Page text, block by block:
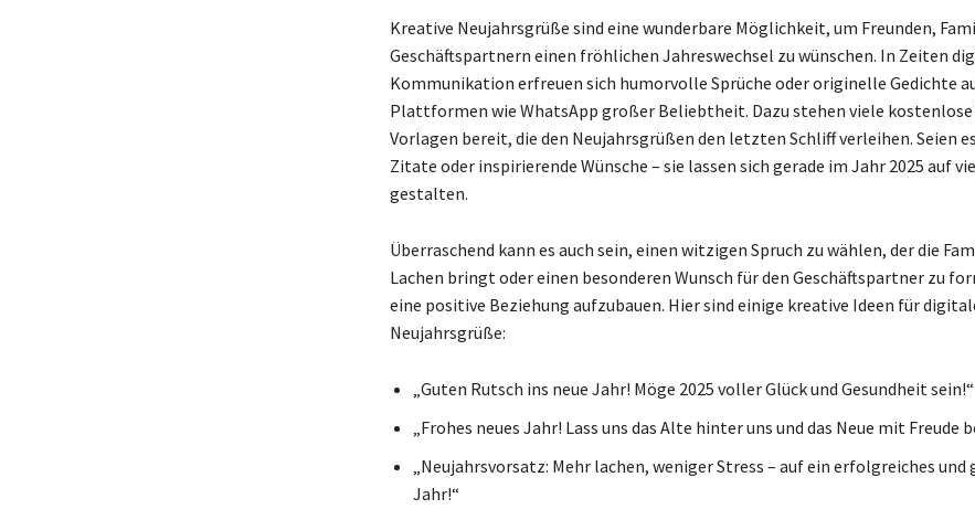
Kreative Neujahrsgrüße sind eine wunderbare Möglichkeit, um Freunden,
Geschäftspartnern einen fröhlichen Jahreswechsel zu wünschen. In Zeiten
Kommunikation erfreuen sich humorvolle Sprüche oder originelle Gedichte
Plattformen wie WhatsApp großer Beliebtheit. Dazu stehen viele kostenlose
Vorlagen bereit, die den Neujahrsgrüßen den letzten Schliff verleihen. Seien
Zitate oder inspirierende Wünsche – sie lassen sich gerade im Jahr 2025 auf
gestalten.
Überraschend kann es auch sein, einen witzigen Spruch zu wählen, der die
Lachen bringt oder einen besonderen Wunsch für den Geschäftspartner zu
eine positive Beziehung aufzubauen. Hier sind einige kreative Ideen für
Neujahrsgrüße:
„Guten Rutsch ins neue Jahr! Möge 2025 voller Glück und Gesundheit sein!“
„Frohes neues Jahr! Lass uns das Alte hinter uns und das Neue mit Freude
„Neujahrsvorsatz: Mehr lachen, weniger Stress – auf ein erfolgreiches und
Jahr!“